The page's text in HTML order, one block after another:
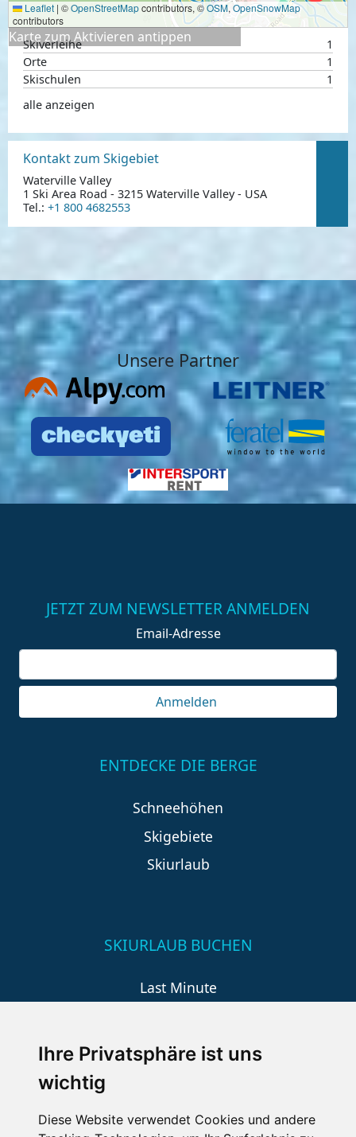
Ihre Privatsphäre ist uns
wichtig
Diese Website verwendet Cookies und andere
Skiverleihe
1
Orte
1
Skischulen
1
alle anzeigen
Leaflet | ©OpenStreetMapcontributors, ©OSM, OpenSnowMap
contributors
Karte zum Aktivieren antippen
Kontakt zum Skigebiet
Waterville Valley
1 Ski Area Road - 3215 Waterville Valley - USA
Tel.: +1 800 4682553
Unsere Partner
JETZT ZUM NEWSLETTER ANMELDEN
Email-Adresse
Anmelden
ENTDECKE DIE BERGE
Schneehöhen
Skigebiete
Skiurlaub
SKIURLAUB BUCHEN
Last Minute
Wellness
SCHNEEHÖHEN SKI APP